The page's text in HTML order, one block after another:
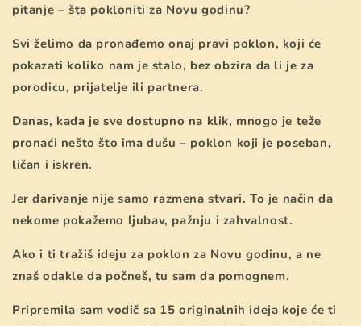
pitanje – šta pokloniti za Novu godinu?
Svi želimo da pronađemo onaj pravi poklon, koji će
pokazati koliko nam je stalo, bez obzira da li je za
porodicu, prijatelje ili partnera.
Danas, kada je sve dostupno na klik, mnogo je teže
pronaći nešto što ima dušu – poklon koji je poseban,
ličan i iskren.
Jer darivanje nije samo razmena stvari. To je način da
nekome pokažemo ljubav, pažnju i zahvalnost.
Ako i ti tražiš ideju za poklon za Novu godinu, a ne
znaš odakle da počneš, tu sam da pomognem.
Pripremila sam vodič sa 15 originalnih ideja koje će ti